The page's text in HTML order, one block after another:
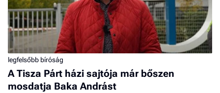
legfelsőbb bíróság
A Tisza Párt házi sajtója már bőszen
mosdatja Baka Andrást